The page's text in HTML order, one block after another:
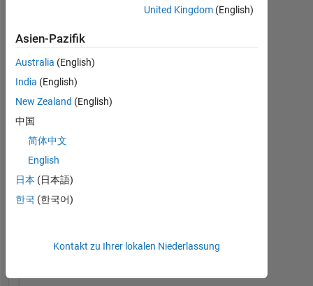
File
Exchange
Abzeichen
Alle
First Submission
09 Oct 2019
United Kingdom (English)
Asien-Pazifik
Australia (English)
India (English)
New Zealand (English)
中国
简体中文
English
日本 (日本語)
한국 (한국어)
Kontakt zu Ihrer lokalen Niederlassung